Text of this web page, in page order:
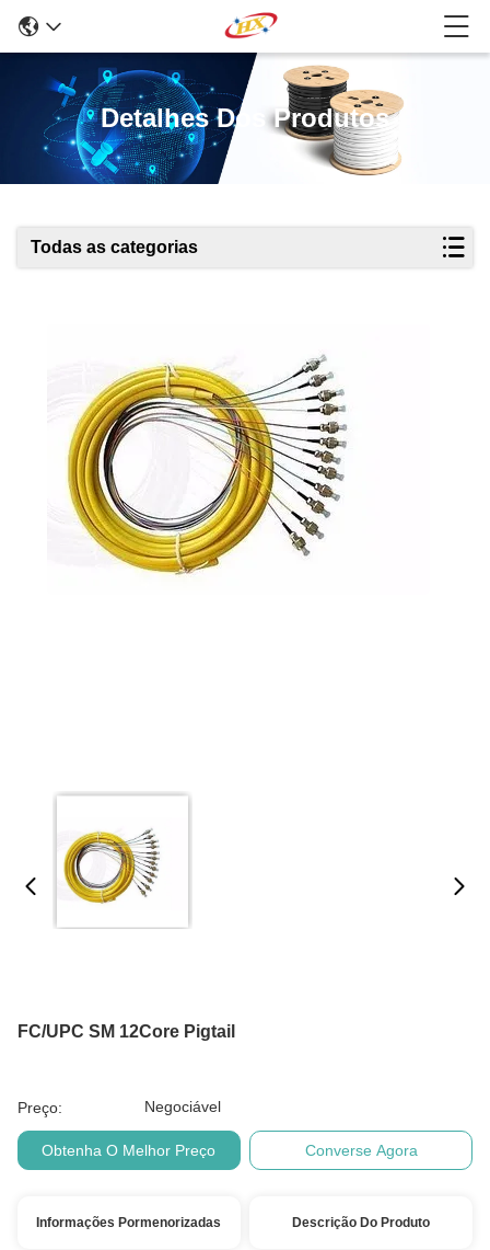
Detalhes Dos Produtos
Todas as categorias
FC/UPC SM 12Core Pigtail
Preço: Negociável
Obtenha O Melhor Preço Converse Agora
Informações Pormenorizadas Descrição Do Produto